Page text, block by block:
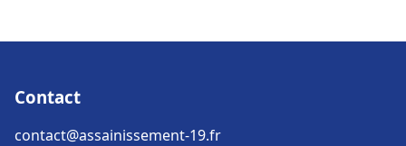
Contact
contact@assainissement-19.fr